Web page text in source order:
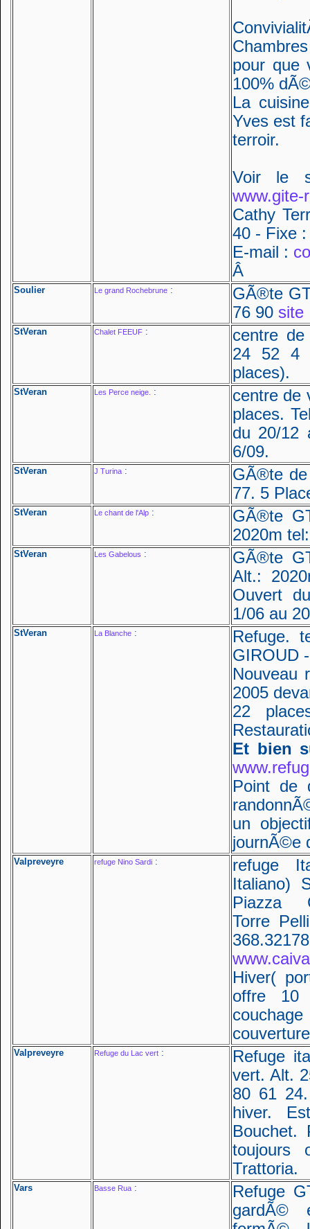
pour que
100%
La
Yves est
terroir.
Voir le
www.gite-
Cathy
40 - Fixe
E-mail :
Â
Soulier Le grand Rochebrune :
GÃ®te
76 90 site
StVeran Chalet FEEUF :
centre
24 52 4
places).
StVeran Les Perce neige. :
centre de
places.
du 20/12
6/09.
StVeran J Turina :
GÃ®te
77. 5
StVeran Le chant de l'Alp :
GÃ®te
2020m
StVeran Les Gabelous :
GÃ®te
Alt.:
Ouvert
1/06 au
StVeran La Blanche :
Refuge.
GIROUD
Nouveau
2005
22
Et bien
Point de
un
journÃ©e
Valpreveyre refuge Nino Sardi :
refuge
Italiano)
Piazza
Torre
Hiver(
offre
Valpreveyre Refuge du Lac vert :
Refuge
vert. Alt.
80 61
hiver.
Bouchet.
toujours
Trattoria.
Vars Basse Rua :
Refuge
gardÃ©